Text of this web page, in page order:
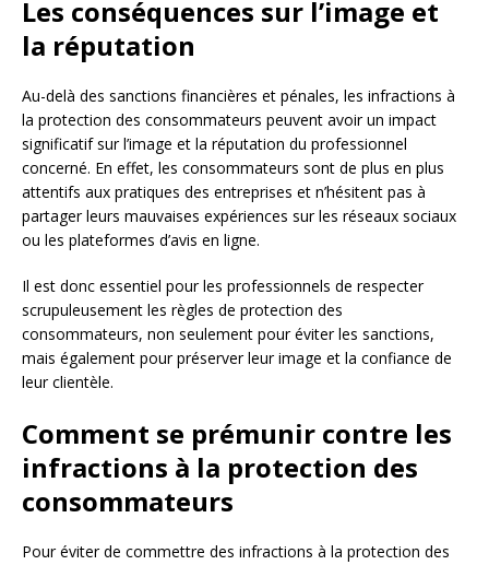
Les conséquences sur l’image et
la réputation
Au-delà des sanctions financières et pénales, les infractions à
la protection des consommateurs peuvent avoir un impact
significatif sur l’image et la réputation du professionnel
concerné. En effet, les consommateurs sont de plus en plus
attentifs aux pratiques des entreprises et n’hésitent pas à
partager leurs mauvaises expériences sur les réseaux sociaux
ou les plateformes d’avis en ligne.
Il est donc essentiel pour les professionnels de respecter
scrupuleusement les règles de protection des
consommateurs, non seulement pour éviter les sanctions,
mais également pour préserver leur image et la confiance de
leur clientèle.
Comment se prémunir contre les
infractions à la protection des
consommateurs
Pour éviter de commettre des infractions à la protection des